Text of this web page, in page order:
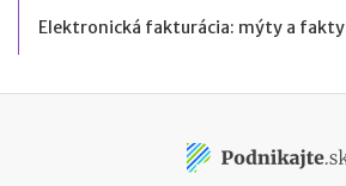
Elektronická fakturácia: mýty a fakty